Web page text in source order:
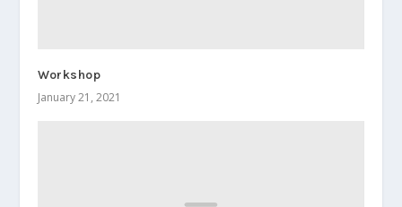
Workshop
January 21, 2021